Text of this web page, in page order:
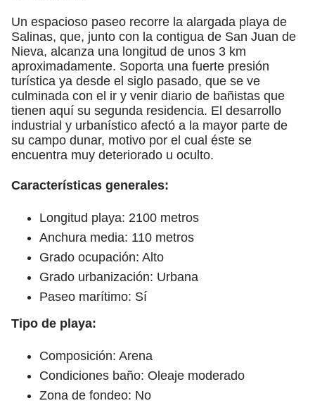
Un espacioso paseo recorre la alargada playa de
Salinas, que, junto con la contigua de San Juan de
Nieva, alcanza una longitud de unos 3 km
aproximadamente. Soporta una fuerte presión
turística ya desde el siglo pasado, que se ve
culminada con el ir y venir diario de bañistas que
tienen aquí su segunda residencia. El desarrollo
industrial y urbanístico afectó a la mayor parte de
su campo dunar, motivo por el cual éste se
encuentra muy deteriorado u oculto.
Características generales:
Longitud playa: 2100 metros
Anchura media: 110 metros
Grado ocupación: Alto
Grado urbanización: Urbana
Paseo marítimo: Sí
Tipo de playa:
Composición: Arena
Condiciones baño: Oleaje moderado
Zona de fondeo: No